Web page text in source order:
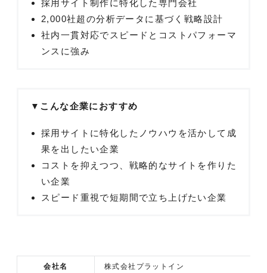
採用サイト制作に特化した専門会社
2,000社超の分析データに基づく戦略設計
社内一貫対応でスピードとコストパフォーマ
ンスに強み
▼こんな企業におすすめ
採用サイトに特化したノウハウを活かして成
果を出したい企業
コストを抑えつつ、戦略的なサイトを作りた
い企業
スピード重視で短期間で立ち上げたい企業
会社名 株式会社プラットイン